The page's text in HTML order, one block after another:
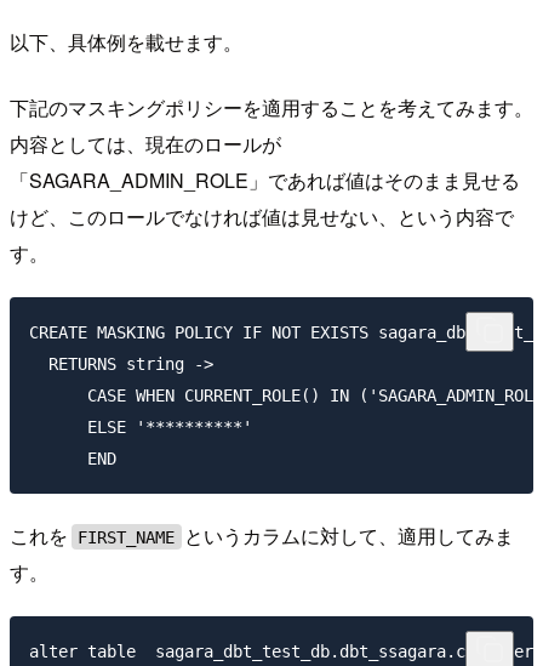
以下、具体例を載せます。
下記のマスキングポリシーを適用することを考えてみます。
内容としては、現在のロールが
「SAGARA_ADMIN_ROLE」であれば値はそのまま見せる
けど、このロールでなければ値は見せない、という内容で
す。
CREATE MASKING POLICY IF NOT EXISTS
  RETURNS string ->
CASE WHEN CURRENT_ROLE() IN
      ELSE '**********'
これを FIRST_NAME
というカラムに対して、適用してみま
す。